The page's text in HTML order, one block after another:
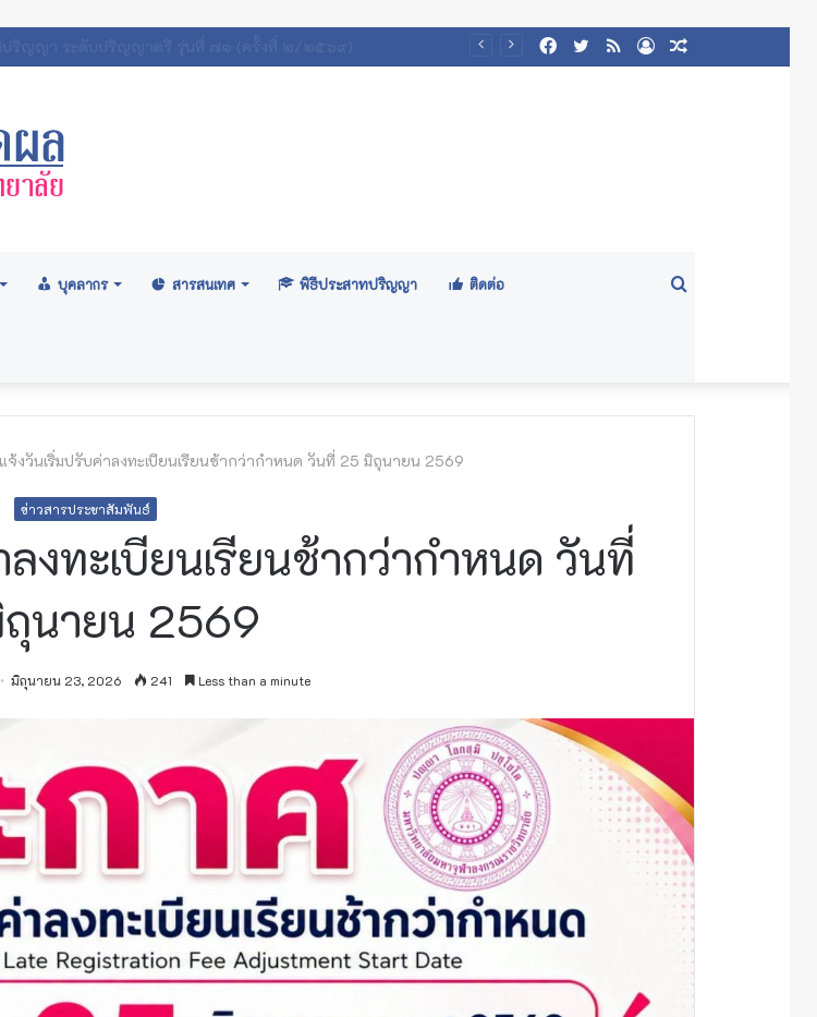
จุฬาลงกรณราชวิทยาลัย 2569
Log
RSS
Twitter
Facebook
บุคลากร สารสนเทศ พิธีประสาทปริญญา ติดต่อ
จ้งวันเริ่มปรับค่าลงทะเบียนเรียนช้ากว่ากำหนด วันที่ 25 มิถุนายน 2569
ข่าวสารประชาสัมพันธ์
งทะเบียนเรียนช้ากว่ากำหนด วันที่
นายน 2569
มิถุนายน 23, 2026 241 Less than a minute